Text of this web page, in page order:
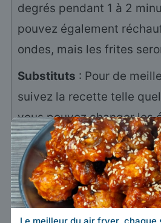
degrés pendant 1 à 2
pouvez également
ondes, mais les frites
Substituts : Pour de
suivez la recette telle
vous pouvez changer les
une huile différente
Nutrition
Calories:417kcal|
Le meilleur du air fryer, chaque